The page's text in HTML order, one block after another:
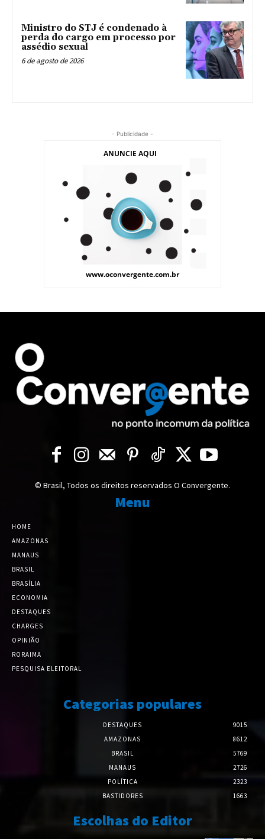
Ministro do STJ é condenado à
perda do cargo em processo por
assédio sexual
6 de agosto de 2026
- Publicidade -
© Brasil, Todos os direitos reservados O Convergente.
Menu
HOME
AMAZONAS
MANAUS
BRASIL
BRASÍLIA
ECONOMIA
DESTAQUES
CHARGES
OPINIÃO
RORAIMA
PESQUISA ELEITORAL
Categorias populares
DESTAQUES
9015
AMAZONAS
8612
BRASIL
5769
MANAUS
2726
POLÍTICA
2323
BASTIDORES
1663
Escolhas do Editor